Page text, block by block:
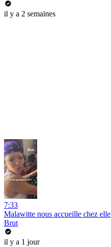
il y a 2 semaines
7:33
Malawitte nous accueille chez elle
Brut
il y a 1 jour